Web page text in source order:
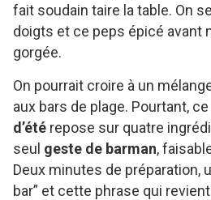
fait soudain taire la table. On
doigts et ce peps épicé avant
gorgée.
On pourrait croire à un
aux bars de plage. Pourtant, ce
d’été repose sur quatre
seul geste de barman,
Deux minutes de préparation,
bar” et cette phrase qui